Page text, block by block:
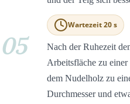
Wartezeit 20 s
05
Nach der Ruhezeit
Arbeitsfläche zu
dem Nudelholz zu
Durchmesser und